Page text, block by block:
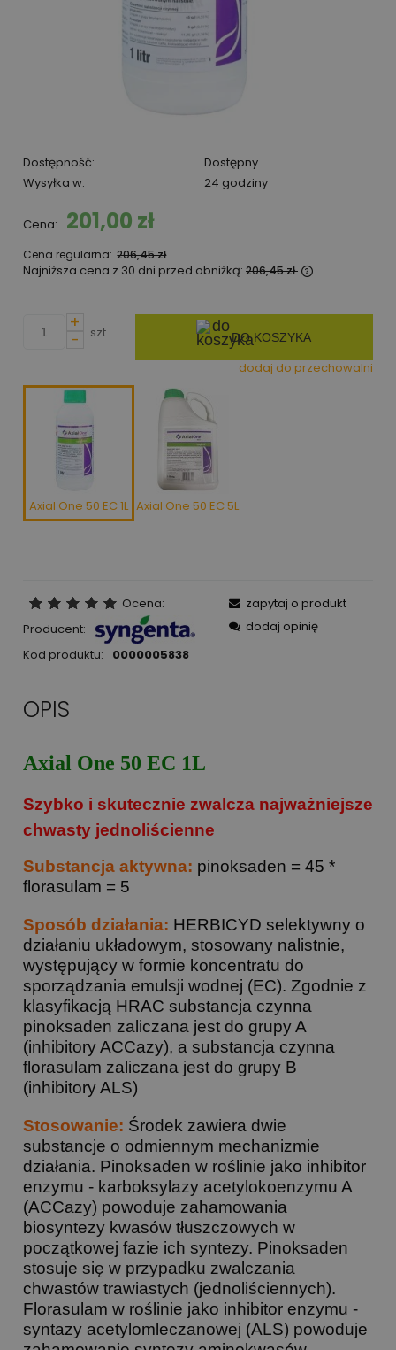
Dostępność:
Dostępny
Wysyłka w:
24 godziny
Cena: 201,00 zł
Cena regularna: 206,45 zł
Najniższa cena z 30 dni przed obniżką: 206,45 zł
Axial One 50 EC 1L Axial One 50 EC 5L
+
-
szt. DO KOSZYKA
dodaj do przechowalni
Ocena:
Producent:
Kod produktu:
0000005838
zapytaj o produkt
dodaj opinię
OPIS
Axial One 50 EC 1L
Szybko i skutecznie zwalcza najważniejsze
chwasty jednoliścienne
Substancja aktywna: pinoksaden = 45 *
florasulam = 5
Sposób działania: HERBICYD selektywny o
działaniu układowym, stosowany nalistnie,
występujący w formie koncentratu do
sporządzania emulsji wodnej (EC). Zgodnie z
klasyfikacją HRAC substancja czynna
pinoksaden zaliczana jest do grupy A
(inhibitory ACCazy), a substancja czynna
florasulam zaliczana jest do grupy B
(inhibitory ALS)
Stosowanie: Środek zawiera dwie
substancje o odmiennym mechanizmie
działania. Pinoksaden w roślinie jako inhibitor
enzymu - karboksylazy acetylokoenzymu A
(ACCazy) powoduje zahamowania
biosyntezy kwasów tłuszczowych w
początkowej fazie ich syntezy. Pinoksaden
stosuje się w przypadku zwalczania
chwastów trawiastych (jednoliściennych).
Florasulam w roślinie jako inhibitor enzymu -
syntazy acetylomleczanowej (ALS) powoduje